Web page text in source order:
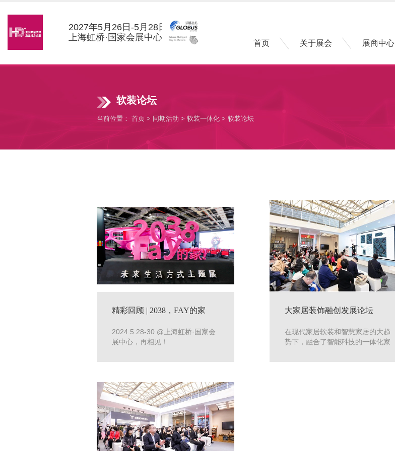
2027年5月 26 日-5月 28 日
上海虹桥·国家会展中心
首页 关于展会 展商中心
软装论坛
当前位置： 首页 > 同期活动 > 软装一体化 > 软装论坛
精彩回顾 | 2038，FAY的家
活动
2024.5.28-30 @上海虹桥·国家会
展中心，再相见！
大家居装饰融创发展论坛
在现代家居软装和智慧家居的大趋
势下，融合了智能科技的一体化家
者，特别是年轻消费者的推崇